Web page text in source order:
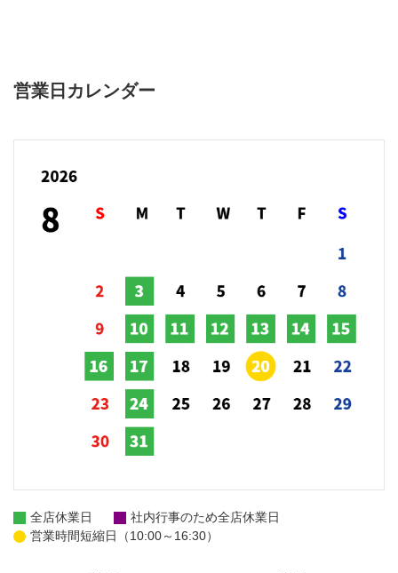
営業日カレンダー
全店休業日
社内行事のため全店休業日
営業時間短縮日（10:00～16:30）